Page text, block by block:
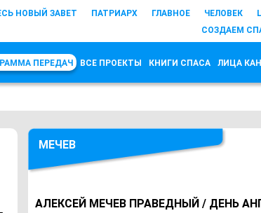
НОВЫЙ ЗАВЕТ ПАТРИАРХ ГЛАВНОЕ ЧЕЛОВЕК
СОЗДАЕМ
ПЕРЕДАЧ ВСЕ ПРОЕКТЫ КНИГИ СПАСА ЛИЦА
МЕЧЕВ
АЛЕКСЕЙ МЕЧЕВ ПРАВЕДНЫЙ / ДЕНЬ